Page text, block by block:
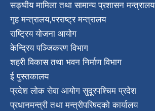
सङ्घीय मामिला तथा सामान्य प्रशासन मन्त्रालय
गृह मन्त्रालय,परराष्ट्र मन्त्रालय
राष्ट्रिय योजना आयोग
केन्द्रिय पञ्जिकरण विभाग
शहरी विकास तथा भवन निर्माण विभाग
ई पुस्तकालय
प्रदेश लोक सेवा आयोग सुदूरपश्चिम प्रदेश
प्रधानमन्त्री तथा मन्त्रीपरिषदको कार्यालय